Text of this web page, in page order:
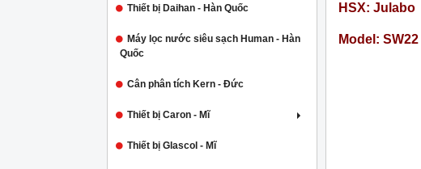
Thiết bị Daihan - Hàn Quốc
Máy lọc nước siêu sạch Human - Hàn
Quốc
Cân phân tích Kern - Đức
Thiết bị Caron - Mĩ
Thiết bị Glascol - Mĩ
HSX:
Model: SW22